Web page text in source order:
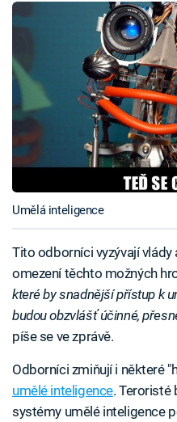
Umělá inteligence
Tito odborníci vyzývají vlády
omezení těchto možných
které by snadnější přístup k
budou obzvlášť účinné,
píše se ve zprávě.
Odborníci zmiňují i některé
umělé inteligence. Teroristé
systémy umělé inteligence